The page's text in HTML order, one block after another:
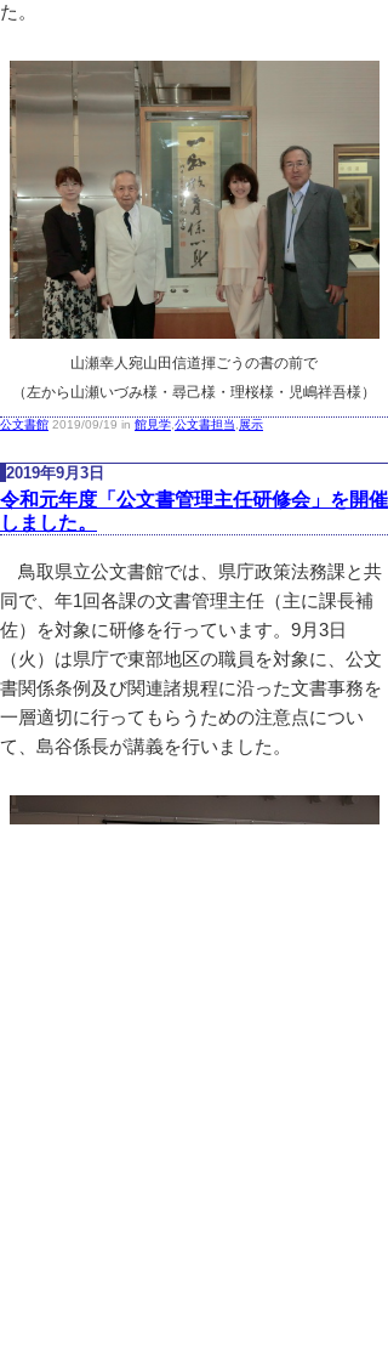
た。
山瀬幸人宛山田信道揮ごうの書の前で
（左から山瀬いづみ様・尋己様・理桜様・児嶋祥吾様）
公文書館 2019/09/19 in 館見学 公文書担当 展示
2019年9月3日
令和元年度「公文書管理主任研修会」を開催
しました。
鳥取県立公文書館では、県庁政策法務課と共
同で、年1回各課の文書管理主任（主に課長補
佐）を対象に研修を行っています。9月3日
（火）は県庁で東部地区の職員を対象に、公文
書関係条例及び関連諸規程に沿った文書事務を
一層適切に行ってもらうための注意点につい
て、島谷係長が講義を行いました。